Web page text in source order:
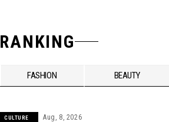
RANKING
FASHION BEAUTY
CULTURE Aug, 8, 2026